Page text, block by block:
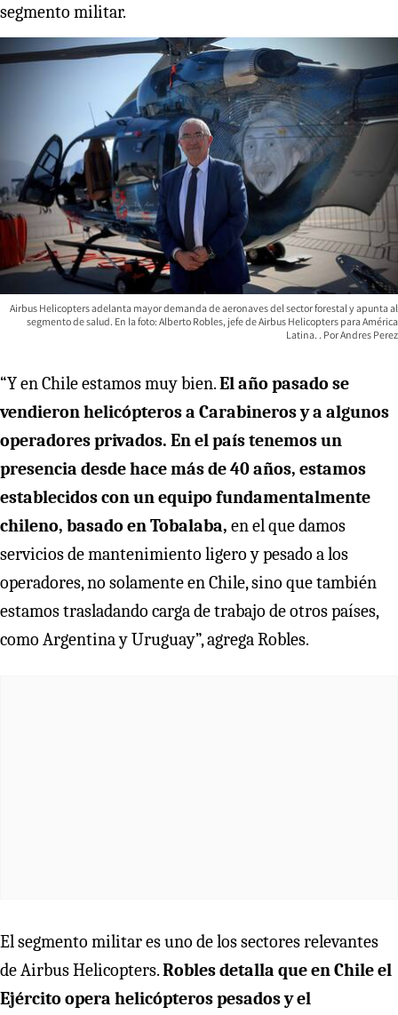
segmento militar.
Airbus Helicopters adelanta mayor demanda de aeronaves del sector forestal y apunta al
segmento de salud. En la foto: Alberto Robles, jefe de Airbus Helicopters para América
Latina.
Andres Perez
“Y en Chile estamos muy bien.El año pasado se
vendieron helicópteros a Carabineros y a algunos
operadores privados. En el país tenemos un
presencia desde hace más de 40 años, estamos
establecidos con un equipo fundamentalmente
chileno, basado en Tobalaba, en el que damos
servicios de mantenimiento ligero y pesado a los
operadores, no solamente en Chile, sino que también
estamos trasladando carga de trabajo de otros países,
como Argentina y Uruguay”, agrega Robles.
El segmento militar es uno de los sectores relevantes
de Airbus Helicopters.Robles detalla que en Chile el
Ejército opera helicópteros pesados y el